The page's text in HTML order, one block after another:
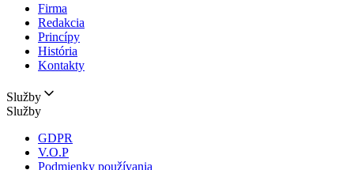
Firma
Redakcia
Princípy
História
Kontakty
Služby
Služby
GDPR
V.O.P
Podmienky používania